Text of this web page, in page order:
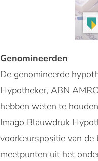
Genomineerden
De genomineerde
Hypotheker, ABN
hebben weten te
Imago Blauwdruk
voorkeurspositie van
meetpunten uit het